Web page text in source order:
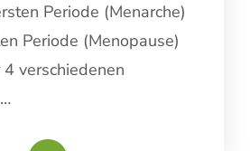
Periode (Menarche)
Periode (Menopause)
verschiedenen